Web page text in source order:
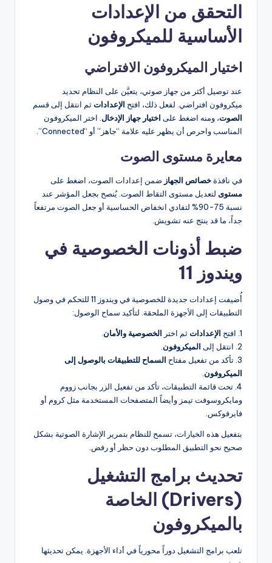
التحقق من الإعدادات
الأساسية للميكروفون
اختيار الميكروفون الافتراضي
عند توصيل أكثر من جهاز صوتي، يتعيَّن على النظام تحديد
ميكروفون افتراضي. لفعل ذلك، افتح الإعداداتثم انتقل إلى قسم
الصوت، ومنه اضغط على اختيار جهاز الإدخال . اختر الميكروفون
المناسب واحرص أن يظهر عليه علامة “جاهز” أو “Connected”.
معايرة مستوى الصوت
في نافذة خصائص الجهاز ضمن إعدادات الصوت، اضغط على
مستوى لتعديل مستوى التقاط الصوت. يُنصح بجعل المؤشر عند
نسبة 75-90% لتفادي انخفاض الحساسية أو جعل الصوت مرتفعاً
جداً، ما قد ينتج عنه تشويش.
ضبط أذونات الخصوصية في
ويندوز 11
أُضيفت إعدادات جديدة للخصوصية في ويندوز 11 للتحكم في وصول
التطبيقات إلى الأجهزة الملحقة. لتأكيد سماح الوصول:
1. افتح الإعداداتثم اختر الخصوصية والأمان
2. انتقل إلى
الميكروفون
3. تأكد من تفعيل مفتاح
السماح للتطبيقات بالوصول إلى
الميكروفون
4. تحت قائمة التطبيقات، تأكد من تفعيل الزر بجانب زووم
ومايكروسوفت تيمز وأيضاً المتصفحات المستخدمة مثل كروم أو
فايرفوكس.
بتفعيل هذه الخيارات، تسمح للنظام بتمرير الإشارة الصوتية بشكل
صحيح نحو التطبيق المطلوب دون حظر أو رفض.
تحديث برامج التشغيل
(Drivers) الخاصة
بالميكروفون
تلعب برامج التشغيل دوراً محورياً في أداء الأجهزة. يمكن تحديثها